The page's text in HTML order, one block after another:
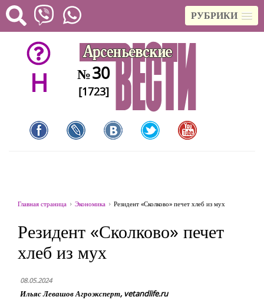
РУБРИКИ
H №30
[1723]
Главная страница Экономика Резидент «Сколково» печет хлеб из мух
Резидент «Сколково» печет
хлеб из мух
08.05.2024
Ильяс Левашов Агроэксперт, vetandlife.ru